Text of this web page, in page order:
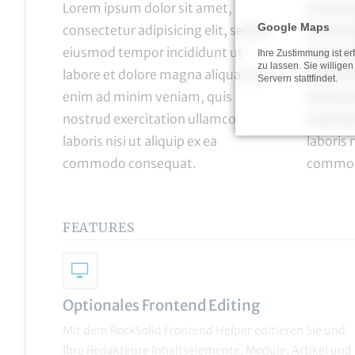
Lorem ipsum dolor sit amet,
consectetur adipisicing elit, sed do
eiusmod tempor incididunt ut
labore et dolore magna aliqua. Ut
enim ad minim veniam, quis
nostrud exercitation ullamco
laboris nisi ut aliquip ex ea
commodo consequat.
labore
laboris
FEATURES
Optionales Frontend Editing
Mit dem RockSolid Frontend Helper editieren Sie und
Ihre Redakteure Inhaltselemente, Module, Artikel und
Google Maps
Ihre Zustimmung ist
zu lassen. Sie
Servern stattfindet.